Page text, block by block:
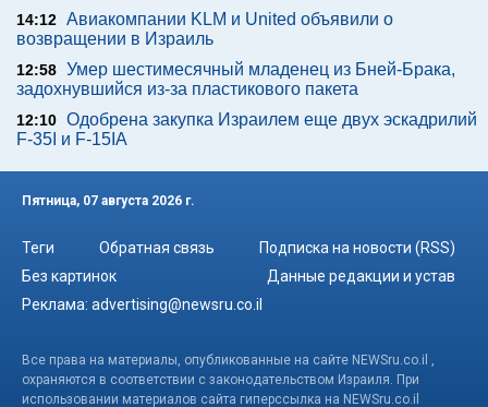
14:12 Авиакомпании KLM и United объявили о
возвращении в Израиль
12:58 Умер шестимесячный младенец из Бней-Брака,
задохнувшийся из-за пластикового пакета
12:10 Одобрена закупка Израилем еще двух эскадрилий
F-35I и F-15IA
Пятница, 07 августа 2026 г.
Теги Обратная связь
Подписка на новости (RSS)
Без картинок
Данные редакции и устав
Реклама: advertising@newsru.co.il
Все права на материалы, опубликованные на сайте NEWSru.co.il ,
охраняются в соответствии с законодательством Израиля. При
использовании материалов сайта гиперссылка на NEWSru.co.il